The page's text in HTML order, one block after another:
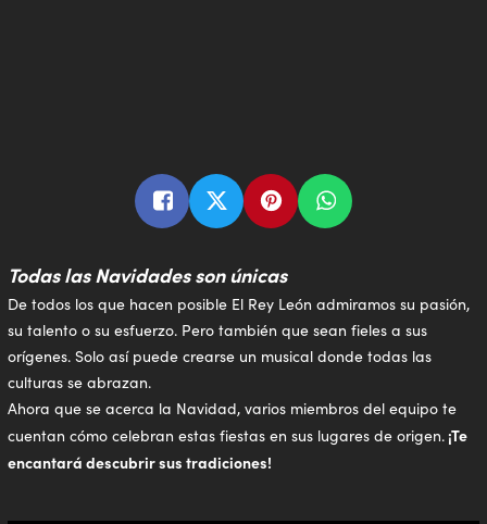
Todas las Navidades son únicas
De todos los que hacen posible El Rey León admiramos su pasión,
su talento o su esfuerzo. Pero también que sean fieles a sus
orígenes. Solo así puede crearse un musical donde todas las
culturas se abrazan.
Ahora que se acerca la Navidad, varios miembros del equipo te
cuentan cómo celebran estas fiestas en sus lugares de origen.¡Te
encantará descubrir sus tradiciones!